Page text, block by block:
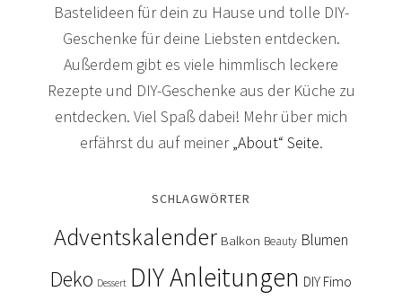
Bastelideen für dein zu Hause und tolle DIY-
Geschenke für deine Liebsten entdecken.
Außerdem gibt es viele himmlisch leckere
Rezepte und DIY-Geschenke aus der Küche zu
entdecken. Viel Spaß dabei! Mehr über mich
erfährst du auf meiner „About“ Seite.
SCHLAGWÖRTER
Adventskalender Balkon Beauty Blumen
Deko Dessert DIY Anleitungen DIY Fimo